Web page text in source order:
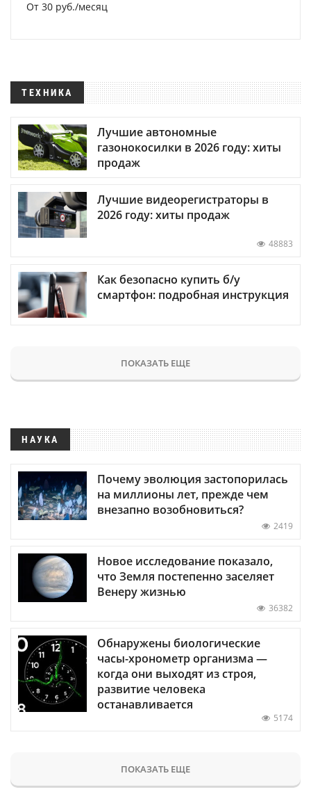
От 30 руб./месяц
ТЕХНИКА
Лучшие автономные
газонокосилки в 2026 году: хиты
продаж
Лучшие видеорегистраторы в
2026 году: хиты продаж
48883
Как безопасно купить б/у
смартфон: подробная инструкция
ПОКАЗАТЬ ЕЩЕ
НАУКА
Почему эволюция застопорилась
на миллионы лет, прежде чем
внезапно возобновиться?
2419
Новое исследование показало,
что Земля постепенно заселяет
Венеру жизнью
36382
Обнаружены биологические
часы-хронометр организма —
когда они выходят из строя,
развитие человека
останавливается
5174
ПОКАЗАТЬ ЕЩЕ